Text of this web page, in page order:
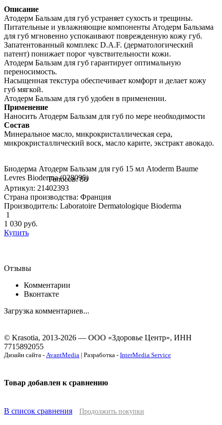
Описание
Атодерм Бальзам для губ устраняет сухость и трещины.
Питательные и увлажняющие компоненты Атодерм Бальзама
для губ мгновенно успокаивают поврежденную кожу губ.
Запатентованный комплекс D.A.F. (дерматологический
патент) понижает порог чувствительности кожи.
Атодерм Бальзам для губ гарантирует оптимальную
переносимость.
Насыщенная текстура обеспечивает комфорт и делает кожу
губ мягкой.
Атодерм Бальзам для губ удобен в применении.
Применение
Наносить Атодерм Бальзам для губ по мере необходимости
Состав
Минеральное масло, микрокристаллическая сера,
микрокристаллический воск, масло карите, экстракт авокадо.
Биодерма Атодерм Бальзам для губ 15 мл Atoderm Baume
Levres Bioderma (028095)
Голосов: 80
Артикул: 21402393
Страна производства: Франция
Производитель: Laboratoire Dermatologique Bioderma
1
1 030 руб.
Купить
Отзывы
Комментарии
Вконтакте
Загрузка комментариев...
© Krasotia, 2013-2026 — ООО «Здоровье Центр», ИНН
7715892055
Дизайн сайта - AvantMedia | Разработка - InterMedia Service
Товар добавлен к сравнению
В список сравнения Продолжить покупки